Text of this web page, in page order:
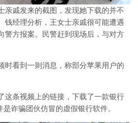
亲戚发来的截图，发现她下载的并不
钱经理分析，王女士亲戚很可能遭遇
警方报案。民警赶到现场后，与对方
时看到一则消息，称部分苹果用户的
这条视频上的链接，下载了一款银行
诈骗团伙仿冒的虚假银行软件。